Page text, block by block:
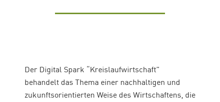
Der Digital Spark “Kreislaufwirtschaft”
behandelt das Thema einer nachhaltigen und
zukunftsorientierten Weise des Wirtschaftens, die